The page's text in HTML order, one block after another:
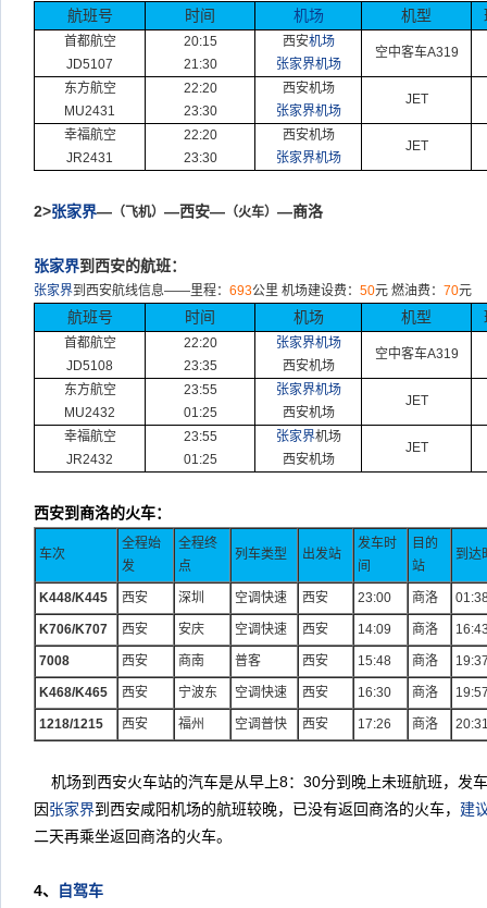
航班号 时间 机场 机型
首都航空
JD5107
20:15
21:30
西安机场
张家界机场
空中客车A319
东方航空
MU2431
22:20
23:30
西安机场
张家界机场
JET
幸福航空
JR2431
22:20
23:30
西安机场
张家界机场
JET
2>张家界— （飞机） —西安— （火车） —商洛
张家界到西安的航班：
张家界到西安航线信息——里程： 693公里 机场建设费： 50元 燃油费： 70元
航班号 时间 机场 机型
首都航空
JD5108
22:20
23:35
张家界机场
西安机场
空中客车A319
东方航空
MU2432
23:55
01:25
张家界机场
西安机场
JET
幸福航空
JR2432
23:55
01:25
张家界机场
西安机场
JET
西安到商洛的火车：
车次
全程始
发
全程终
点
列车类型 出发站
发车时
间
目的
站
到达
K448/K445 西安 深圳 空调快速 西安 23:00 商洛
K706/K707 西安 安庆 空调快速 西安 14:09 商洛
7008 西安 商南 普客 西安 15:48 商洛
K468/K465 西安 宁波东 空调快速 西安 16:30 商洛
1218/1215 西安 福州 空调普快 西安 17:26 商洛
机场到西安火车站的汽车是从早上8： 30分到晚上未班航班，发
因张家界到西安咸阳机场的航班较晚，已没有返回商洛的火车， 建
二天再乘坐返回商洛的火车。
4、 自驾车